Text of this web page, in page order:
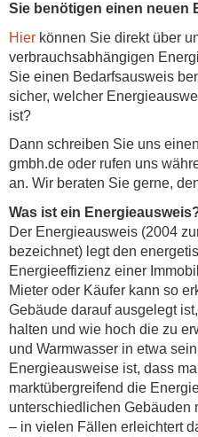
Sie benötigen einen neuen
Hier können Sie direkt über
verbrauchsabhängigen
Sie einen Bedarfsausweis
sicher, welcher
ist?
Dann schreiben Sie uns
gmbh.de oder rufen uns
an. Wir beraten Sie gerne,
Was ist ein
Der Energieausweis (2004
bezeichnet) legt den
Energieeffizienz einer
Mieter oder Käufer kann so
Gebäude darauf ausgelegt
halten und wie hoch die zu
und Warmwasser in etwa
Energieausweise ist, dass
marktübergreifend die
unterschiedlichen Gebäuden
– in vielen Fällen erleichtert